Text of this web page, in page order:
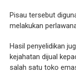
Pisau tersebut
melakukan
Hasil penyelidikan
kejahatan dijual
salah satu toko